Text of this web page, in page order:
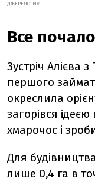
ДЖЕРЕЛО: NV
Все
Зустріч Алієва
першого
окреслила
загорівся
хмарочос і
Для
лише 0,4 га в